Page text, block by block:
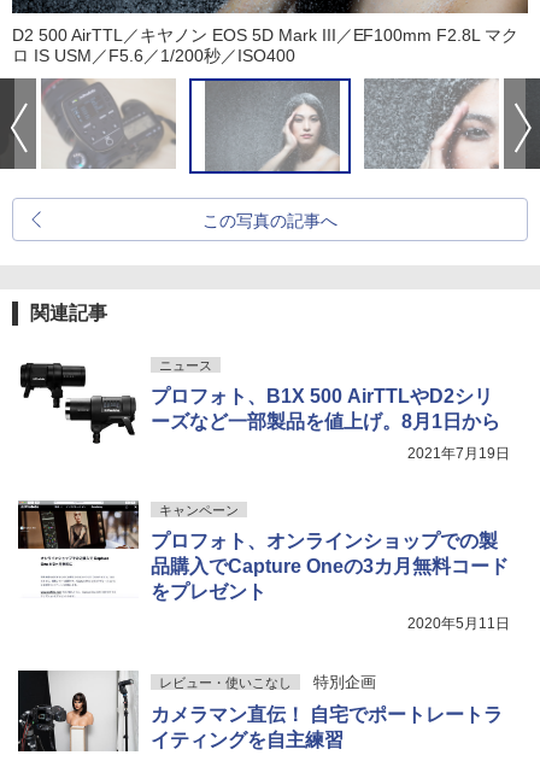
D2 500 AirTTL／キヤノン EOS 5D Mark III／EF100mm F2.8L マク
ロ IS USM／F5.6／1/200秒／ISO400
この写真の記事へ
関連記事
ニュース
プロフォト、B1X 500 AirTTLやD2シリ
ーズなど一部製品を値上げ。8月1日から
2021年7月19日
キャンペーン
プロフォト、オンラインショップでの製
品購入でCapture Oneの3カ月無料コード
をプレゼント
2020年5月11日
レビュー・使いこなし 特別企画
カメラマン直伝！ 自宅でポートレートラ
イティングを自主練習